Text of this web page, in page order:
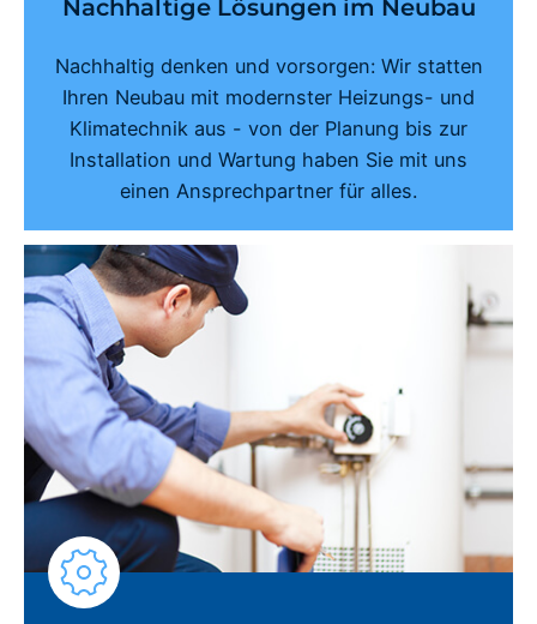
Nachhaltige Lösungen im Neubau
Nachhaltig denken und vorsorgen: Wir statten
Ihren Neubau mit modernster Heizungs- und
Klimatechnik aus - von der Planung bis zur
Installation und Wartung haben Sie mit uns
einen Ansprechpartner für alles.